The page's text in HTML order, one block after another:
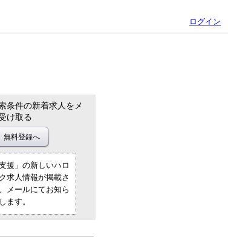
ログイン
条件の新着求人をメ
け取る
援」の新しいハロ
求人情報が掲載さ
メールにてお知ら
ます。